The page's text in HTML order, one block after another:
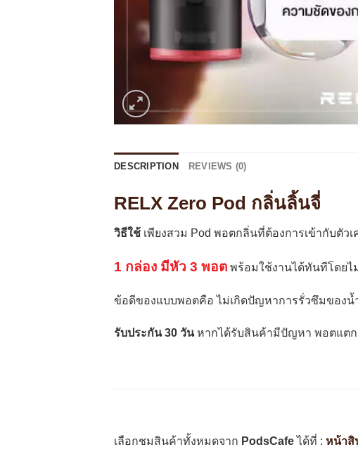
DESCRIPTION REVIEWS (0)
RELX Zero Pod กลิ่นลิ้นจี่
วิธีใช้ เพียงสวม Pod พอตกลิ่นที่ต้องการเข้ากับตัวเ
1 กล่อง มีหัว 3 พอต พร้อมใช้งานได้ทันทีโดยไ
ข้อดีของแบบพอตคือ ไม่เกิดปัญหาการรั่วซึมของน้
รับประกัน 30 วันหากได้รับสินค้ามีปัญหา พอตแตก
เลือกชมสินค้าทั้งหมดจาก PodsCafeได้ที่ : หน้าสิ